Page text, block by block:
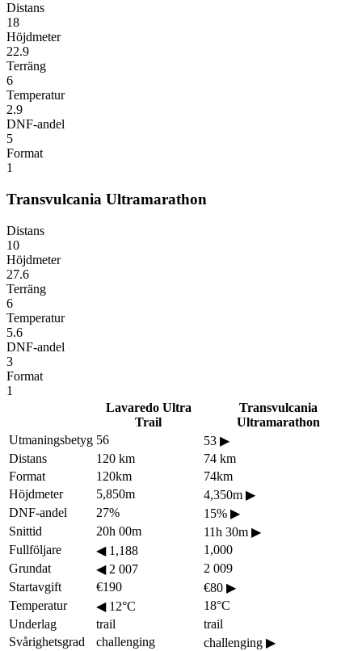
Distans
18
Höjdmeter
22.9
Terräng
6
Temperatur
2.9
DNF-andel
5
Format
1
Transvulcania Ultramarathon
Distans
10
Höjdmeter
27.6
Terräng
6
Temperatur
5.6
DNF-andel
3
Format
1
Lavaredo Ultra
Trail
Transvulcania
Ultramarathon
Utmaningsbetyg 56 53 ▶
Distans
120 km
74 km
Format
120km
74km
Höjdmeter
5,850m 4,350m ▶
DNF-andel
27% 15% ▶
Snittid
20h 00m 11h 30m ▶
Fullföljare
◀1,188
1,000
Grundat
◀2 007
2 009
Startavgift
€190 €80 ▶
Temperatur
◀12°C
18°C
Underlag
trail
trail
Svårighetsgrad
challenging challenging ▶